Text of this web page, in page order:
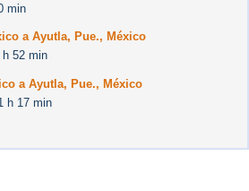
min
a Ayutla, Pue., México
52 min
a Ayutla, Pue., México
h 17 min